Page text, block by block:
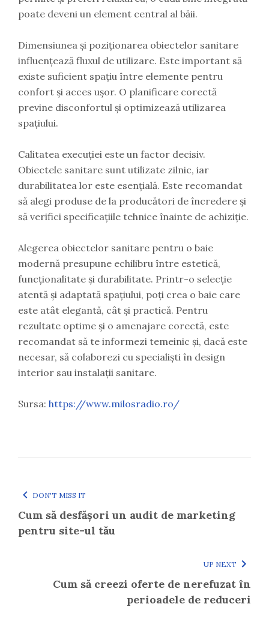
poate deveni un element central al băii.
Dimensiunea și poziționarea obiectelor sanitare
influențează fluxul de utilizare. Este important să
existe suficient spațiu între elemente pentru
confort și acces ușor. O planificare corectă
previne disconfortul și optimizează utilizarea
spațiului.
Calitatea execuției este un factor decisiv.
Obiectele sanitare sunt utilizate zilnic, iar
durabilitatea lor este esențială. Este recomandat
să alegi produse de la producători de încredere și
să verifici specificațiile tehnice înainte de achiziție.
Alegerea obiectelor sanitare pentru o baie
modernă presupune echilibru între estetică,
funcționalitate și durabilitate. Printr-o selecție
atentă și adaptată spațiului, poți crea o baie care
este atât elegantă, cât și practică. Pentru
rezultate optime și o amenajare corectă, este
recomandat să te informezi temeinic și, dacă este
necesar, să colaborezi cu specialiști în design
interior sau instalații sanitare.
Sursa: https://www.milosradio.ro/
DON'T MISS IT
Cum să desfășori un audit de marketing
pentru site-ul tău
UP NEXT
Cum să creezi oferte de nerefuzat în
perioadele de reduceri